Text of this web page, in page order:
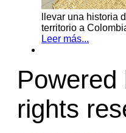
llevar una historia
territorio a
Leer más...
Powered
rights